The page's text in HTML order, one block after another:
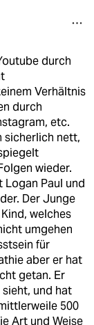
durch
Verhältnis
durch
etc.
sicherlich nett,
wieder.
Logan Paul und
Der Junge
welches
umgehen
für
aber er hat
getan. Er
und hat
500
Art und Weise